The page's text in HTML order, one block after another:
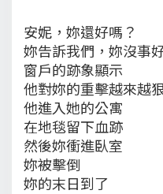
安妮，妳還好嗎？
妳告訴我們，妳沒事
窗戶的跡象顯示
他對妳的重擊越來越
他進入她的公寓
在地毯留下血跡
然後妳衝進臥室
妳被擊倒
妳的末日到了